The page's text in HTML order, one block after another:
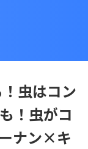
虫はコン
！虫がコ
ナン×キ